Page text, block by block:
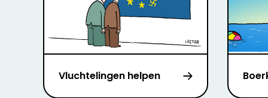
Vluchtelingen helpen